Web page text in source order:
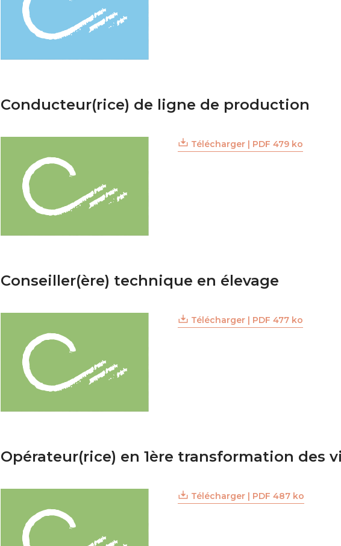
Conducteur(rice) de ligne de production
Télécharger | PDF 479 ko
Conseiller(ère) technique en élevage
Télécharger | PDF 477 ko
Opérateur(rice) en 1ère transformation des
Télécharger | PDF 487 ko